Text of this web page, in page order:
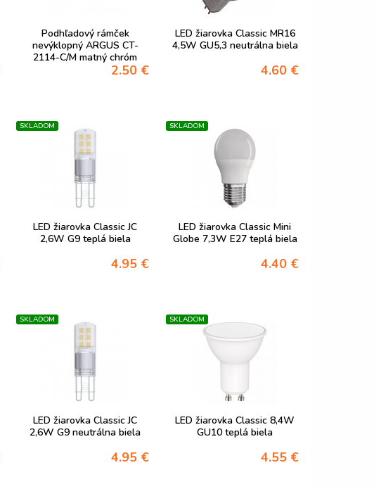
Podhľadový rámček
nevýklopný ARGUS CT-
2114-C/M matný chróm
2.50 €
LED žiarovka Classic MR16
4,5W GU5,3 neutrálna biela
4.60 €
LED žiarovka Classic JC
2,6W G9 teplá biela
4.95 €
SKLADOM
LED žiarovka Classic Mini
Globe 7,3W E27 teplá biela
4.40 €
SKLADOM
LED žiarovka Classic JC
2,6W G9 neutrálna biela
4.95 €
SKLADOM
LED žiarovka Classic 8,4W
GU10 teplá biela
4.55 €
SKLADOM